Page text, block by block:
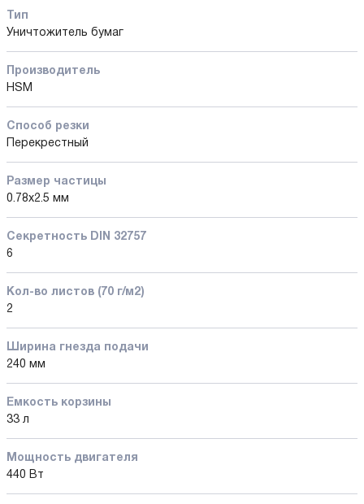
Тип
Уничтожитель бумаг
Производитель
HSM
Способ резки
Перекрестный
Размер частицы
0.78х2.5 мм
Секретность DIN 32757
6
Кол-во листов (70 г/м2)
2
Ширина гнезда подачи
240 мм
Емкость корзины
33 л
Мощность двигателя
440 Вт